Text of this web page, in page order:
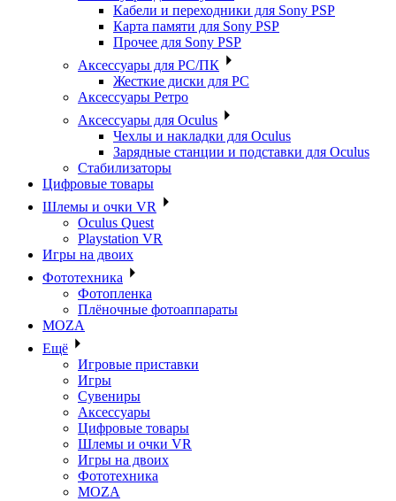
Кабели и переходники для Sony PSP
Карта памяти для Sony PSP
Прочее для Sony PSP
Аксессуары для PC/ПК
Жесткие диски для PC
Аксессуары Ретро
Аксессуары для Oculus
Чехлы и накладки для Oculus
Зарядные станции и подставки для Oculus
Стабилизаторы
Цифровые товары
Шлемы и очки VR
Oculus Quest
Playstation VR
Игры на двоих
Фототехника
Фотопленка
Плёночные фотоаппараты
MOZA
Ещё
Игровые приставки
Игры
Сувениры
Аксессуары
Цифровые товары
Шлемы и очки VR
Игры на двоих
Фототехника
MOZA